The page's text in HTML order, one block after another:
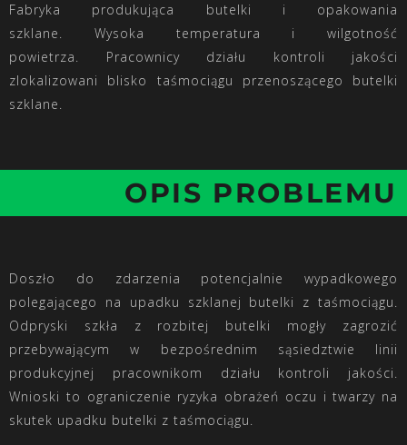
Fabryka produkująca butelki i opakowania
szklane. Wysoka temperatura i wilgotność
powietrza. Pracownicy działu kontroli jakości
zlokalizowani blisko taśmociągu przenoszącego butelki
szklane.
OPIS PROBLEMU
Doszło do zdarzenia potencjalnie wypadkowego
polegającego na upadku szklanej butelki z taśmociągu.
Odpryski szkła z rozbitej butelki mogły zagrozić
przebywającym w bezpośrednim sąsiedztwie linii
produkcyjnej pracownikom działu kontroli jakości.
Wnioski to ograniczenie ryzyka obrażeń oczu i twarzy na
skutek upadku butelki z taśmociągu.